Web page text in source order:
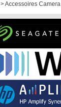
> Accessoires Camera